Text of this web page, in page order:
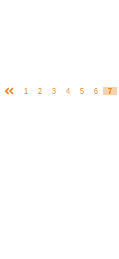
1
2 3 4 5 6 7